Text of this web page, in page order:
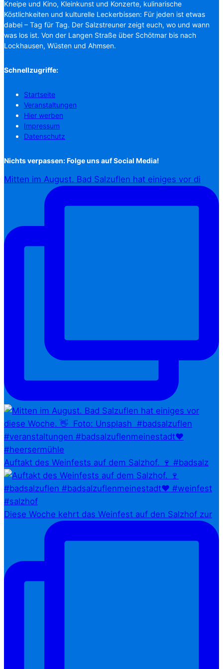
Kneipe und Kino, Kleinkunst und Konzerte, kulinarische
Köstlichkeiten und kulturelle Leckerbissen: Für jeden ist etwas
dabei – Tag für Tag. Der Salzstreuner zeigt euch, wo und wann
was los ist. Von der Langen Straße über Schötmar bis nach
Lockhausen, Wüsten und Ahmsen.
Schnellzugriffe:
Startseite
Veranstaltungen
Hier werben
Impressum
Datenschutz
Nichts verpassen: Folge uns auf Social Media!
Mitten im August. Bad Salzuflen hat einiges vor di
Auftakt des Weinfests auf dem Salzhof. 🍷 #badsalz
Diese Woche kehrt das Weinfest auf den Salzhof zur